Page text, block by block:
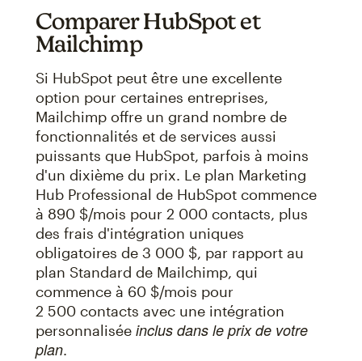
Comparer HubSpot et
Mailchimp
Si HubSpot peut être une excellente
option pour certaines entreprises,
Mailchimp offre un grand nombre de
fonctionnalités et de services aussi
puissants que HubSpot, parfois à moins
d'un dixième du prix. Le plan Marketing
Hub Professional de HubSpot commence
à 890 $/mois pour 2 000 contacts, plus
des frais d'intégration uniques
obligatoires de 3 000 $, par rapport au
plan Standard de Mailchimp, qui
commence à 60 $/mois pour
2 500 contacts avec une intégration
personnalisée inclus dans le prix de votre
plan.